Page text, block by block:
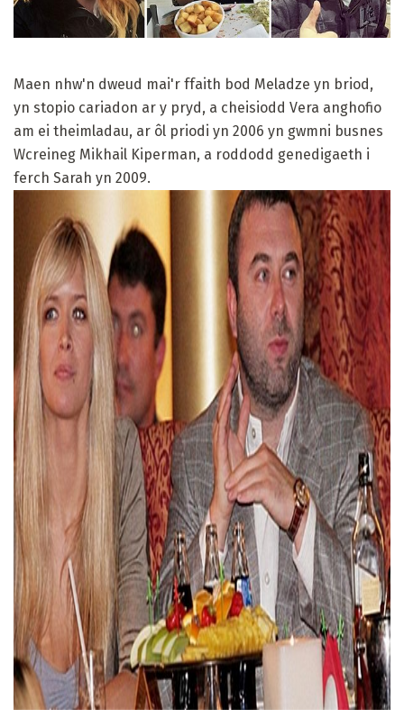
Maen nhw'n dweud mai'r ffaith bod Meladze yn briod,
yn stopio cariadon ar y pryd, a cheisiodd Vera anghofio
am ei theimladau, ar ôl priodi yn 2006 yn gwmni busnes
Wcreineg Mikhail Kiperman, a roddodd genedigaeth i
ferch Sarah yn 2009.
ad